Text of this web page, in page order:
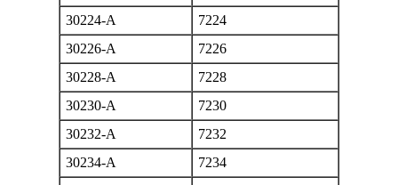
30224-A
7224
30226-A
7226
30228-A
7228
30230-A
7230
30232-A
7232
30234-A
7234